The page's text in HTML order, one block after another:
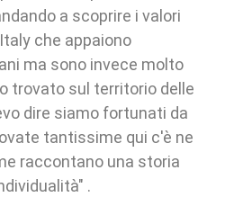
a scoprire i valori
che appaiono
ma sono invece molto
trovato sul territorio delle
dire siamo fortunati da
tantissime qui c'è ne
raccontano una storia
.